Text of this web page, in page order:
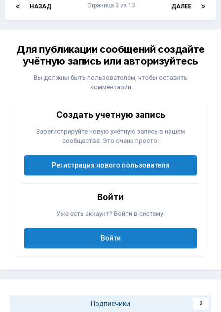
НАЗАД ДАЛЕЕ
Страница 3 из 13
Для публикации сообщений создайте
учётную запись или авторизуйтесь
Вы должны быть пользователем, чтобы оставить
комментарий
Создать учетную запись
Зарегистрируйте новую учётную запись в нашем
сообществе. Это очень просто!
Регистрация нового пользователя
Войти
Уже есть аккаунт? Войти в систему.
Войти
Подписчики 2